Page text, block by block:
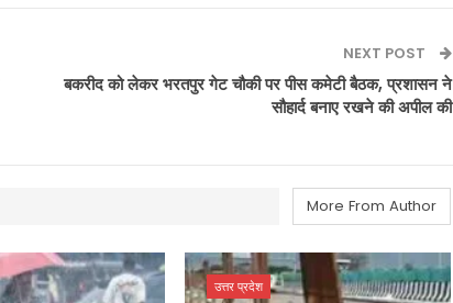
NEXT POST
बकरीद को लेकर भरतपुर गेट चौकी पर पीस कमेटी बैठक, प्रशासन ने
सौहार्द बनाए रखने की अपील की
More From Author
उत्तर प्रदेश